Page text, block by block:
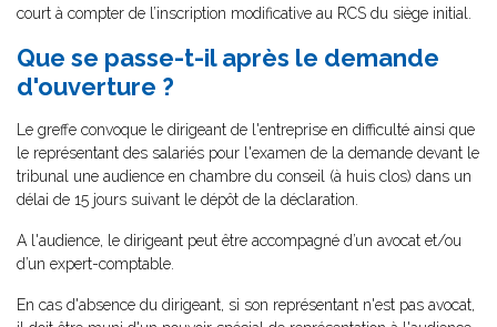
court à compter de l’inscription modificative au RCS du siège initial.
Que se passe-t-il après le demande
d'ouverture ?
Le greffe convoque le dirigeant de l'entreprise en difficulté ainsi que
le représentant des salariés pour l'examen de la demande devant le
tribunal une audience en chambre du conseil (à huis clos) dans un
délai de 15 jours suivant le dépôt de la déclaration.
A l'audience, le dirigeant peut être accompagné d’un avocat et/ou
d’un expert-comptable.
En cas d'absence du dirigeant, si son représentant n'est pas avocat,